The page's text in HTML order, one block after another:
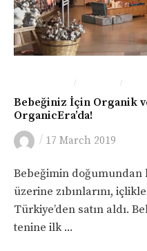
/ /
Bebeğiniz İçin Organik
OrganicEra’da!
/ 17 March 2019
Bebeğimin doğumundan
üzerine zıbınlarını,
Türkiye’den satın aldı.
tenine ilk ...